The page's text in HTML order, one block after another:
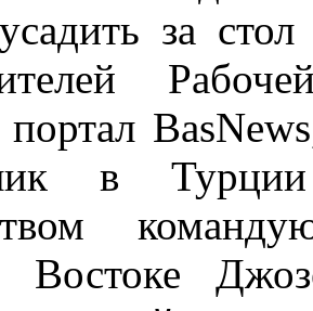
за
в
Востоке